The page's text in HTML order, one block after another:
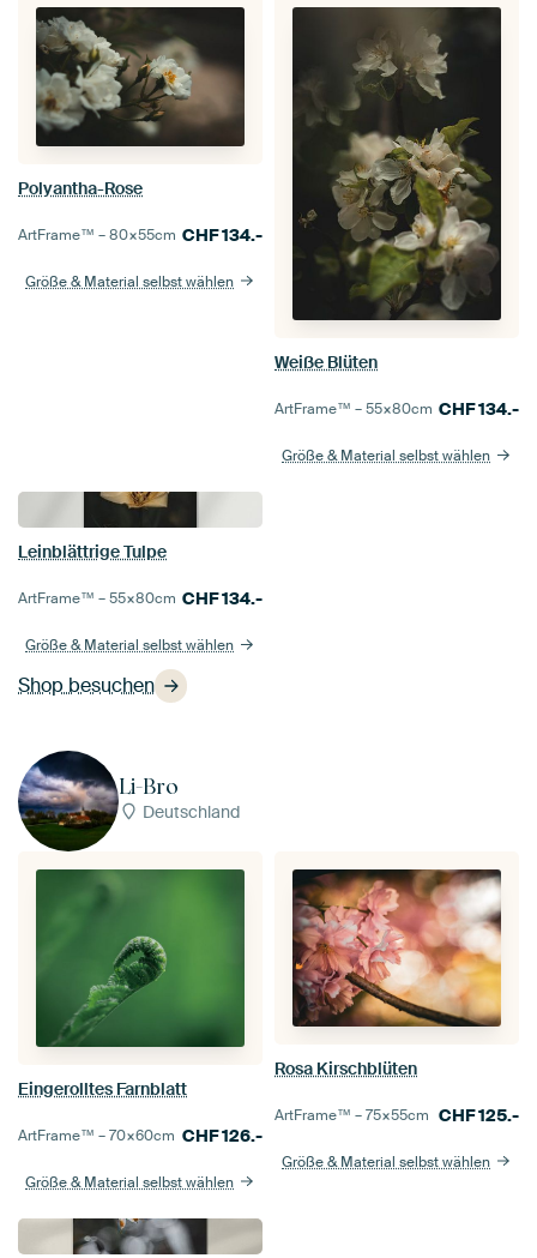
Shop besuchen
Polyantha-Rose
ArtFrame™ –80×55cm CHF134.-
Größe & Material selbst wählen
Weiße Blüten
ArtFrame™ –55×80cm CHF134.-
Größe & Material selbst wählen
Leinblättrige Tulpe
ArtFrame™ –55×80cm CHF134.-
Größe & Material selbst wählen
Li-Bro
Deutschland
Eingerolltes Farnblatt
ArtFrame™ –70×60cm CHF126.-
Größe & Material selbst wählen
Rosa Kirschblüten
ArtFrame™ –75×55cm CHF125.-
Größe & Material selbst wählen